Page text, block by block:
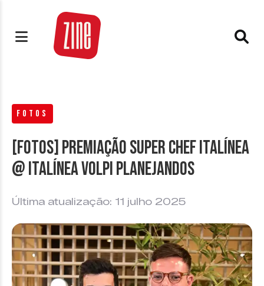
FOTOS
[FOTOS] Premiação Super Chef italínea
@ Italínea Volpi Planejandos
Última atualização: 11 julho 2025